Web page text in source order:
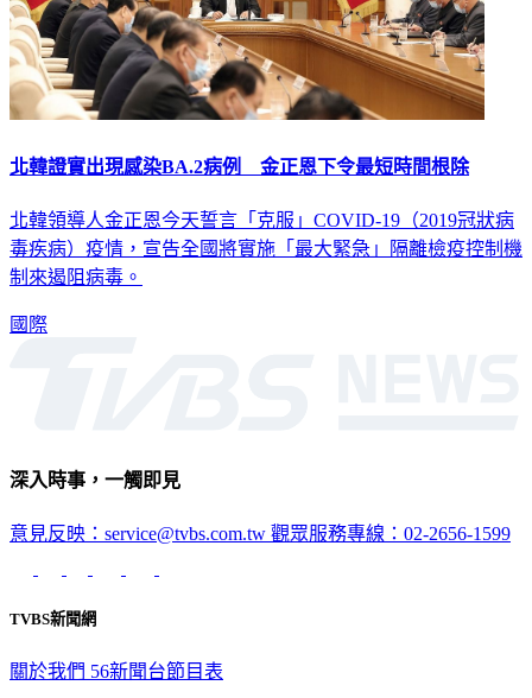
北韓證實出現感染BA.2病例 金正恩下令最短時間根除
北韓領導人金正恩今天誓言「克服」COVID-19（2019冠狀病
毒疾病）疫情，宣告全國將實施「最大緊急」隔離檢疫控制機
制來遏阻病毒。
國際
深入時事，一觸即見
意見反映：service@tvbs.com.tw 觀眾服務專線：02-2656-1599
TVBS新聞網
關於我們 56新聞台節目表